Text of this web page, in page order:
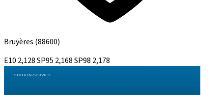
Bruyères (88600)
E10 2,128SP95 2,168SP98 2,178